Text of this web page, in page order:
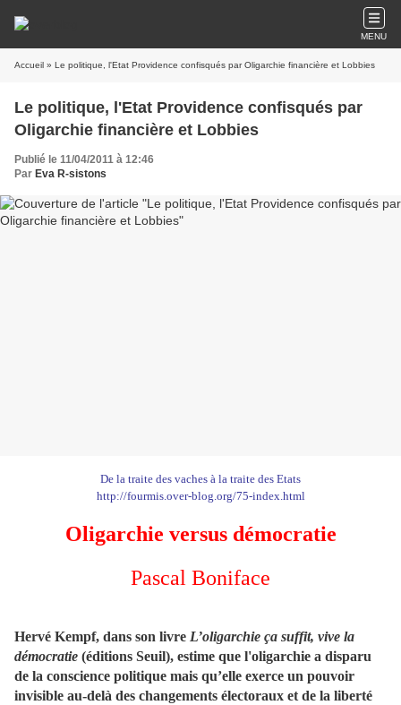
MENU
Accueil » Le politique, l'Etat Providence confisqués par Oligarchie financière et Lobbies
Le politique, l'Etat Providence confisqués par
Oligarchie financière et Lobbies
Publié le 11/04/2011 à 12:46
Par Eva R-sistons
De la traite des vaches à la traite des Etats
http://fourmis.over-blog.org/75-index.html
Oligarchie versus démocratie
Pascal Boniface
Hervé Kempf, dans son livre L’oligarchie ça suffit, vive la
démocratie (éditions Seuil), estime que l'oligarchie a disparu
de la conscience politique mais qu’elle exerce un pouvoir
invisible au-delà des changements électoraux et de la liberté